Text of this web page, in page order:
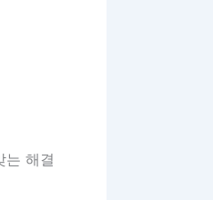
는 해결